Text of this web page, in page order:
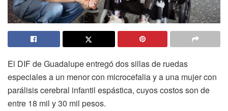
El DIF de Guadalupe entregó dos sillas de ruedas
especiales a un menor con microcefalia y a una mujer con
parálisis cerebral infantil espástica, cuyos costos son de
entre 18 mil y 30 mil pesos.